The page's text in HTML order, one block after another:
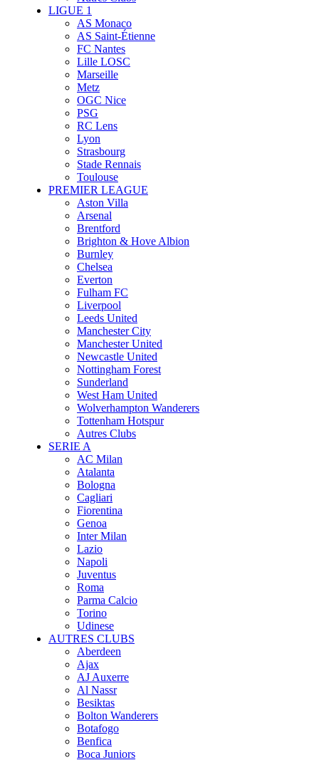
LIGUE 1
AS Monaco
AS Saint-Étienne
FC Nantes
Lille LOSC
Marseille
Metz
OGC Nice
PSG
RC Lens
Lyon
Strasbourg
Stade Rennais
Toulouse
PREMIER LEAGUE
Aston Villa
Arsenal
Brentford
Brighton & Hove Albion
Burnley
Chelsea
Everton
Fulham FC
Liverpool
Leeds United
Manchester City
Manchester United
Newcastle United
Nottingham Forest
Sunderland
West Ham United
Wolverhampton Wanderers
Tottenham Hotspur
Autres Clubs
SERIE A
AC Milan
Atalanta
Bologna
Cagliari
Fiorentina
Genoa
Inter Milan
Lazio
Napoli
Juventus
Roma
Parma Calcio
Torino
Udinese
AUTRES CLUBS
Aberdeen
Ajax
AJ Auxerre
Al Nassr
Besiktas
Bolton Wanderers
Botafogo
Benfica
Boca Juniors